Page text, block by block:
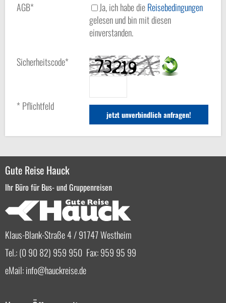
AGB*
Ja, ich habe dieReisebedingungen
gelesen und bin mit diesen
einverstanden.
Sicherheitscode*
* Pflichtfeld
Gute Reise Hauck
Ihr Büro für Bus- und Gruppenreisen
Klaus-Blank-Straße 4 / 91747 Westheim
Tel.: (0 90 82) 959 950 Fax: 959 95 99
eMail:info hauckreise.de